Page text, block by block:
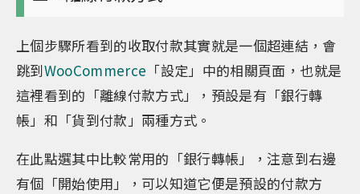
上個步驟所看到的收取付款其實就是一個超連結，會
跳到WooCommerce 「設定」中的相關頁面，也就是
這裡看到的「離線付款方式」，預設是有「銀行轉
帳」和「貨到付款」兩種方式。
在此點選其中比較常用的「銀行轉帳」，注意到右邊
有個「開始使用」，可以知道它便是預設的付款方